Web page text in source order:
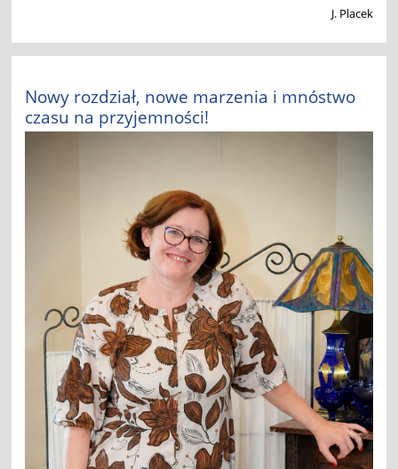
J. Placek
Nowy rozdział, nowe marzenia i mnóstwo
czasu na przyjemności!